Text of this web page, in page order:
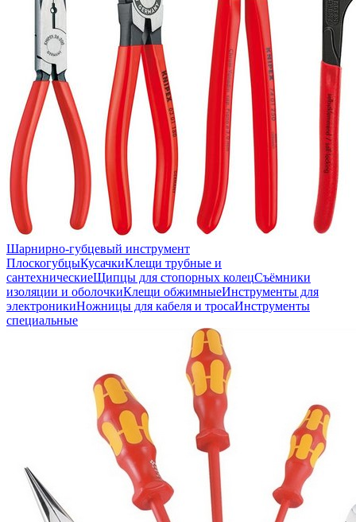
Шарнирно-губцевый инструмент
ПлоскогубцыКусачкиКлещи трубные и
сантехническиеЩипцы для стопорных колецСъёмники
изоляции и оболочкиКлещи обжимныеИнструменты для
электроникиНожницы для кабеля и тросаИнструменты
специальные